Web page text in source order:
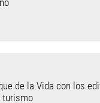
de la Vida con los
turismo